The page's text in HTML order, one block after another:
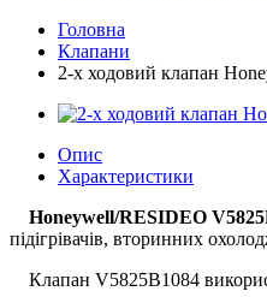
Головна
Клапани
2-х ходовий клапан
Опис
Характеристики
Honeywell/RESIDEO
підігрівачів, вторинних
Клапан V5825B1084